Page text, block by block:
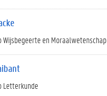
Wijsbegeerte en Moraalwetenschap
Letterkunde